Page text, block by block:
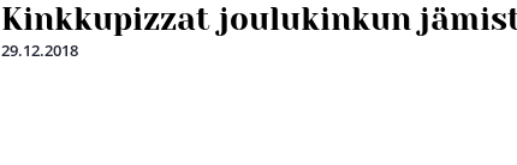
Kinkkupizzat joulukinkun
29.12.2018